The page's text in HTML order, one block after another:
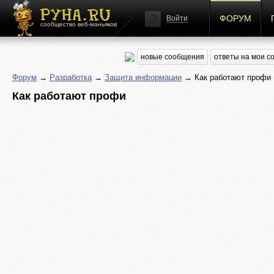
сообщество веб-маньяков
Войти ФОРУМ
новые сообщения ответы на мои
Форум → Разработка→ Защита информации → Как работают профи
Как работают профи